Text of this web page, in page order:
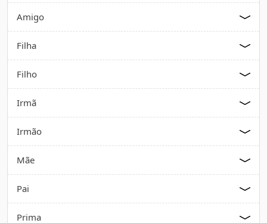
Amigo
Filha
Filho
Irmã
Irmão
Mãe
Pai
Prima